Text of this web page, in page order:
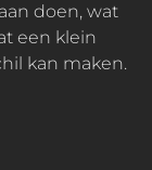
doen, wat
een klein
kan maken.